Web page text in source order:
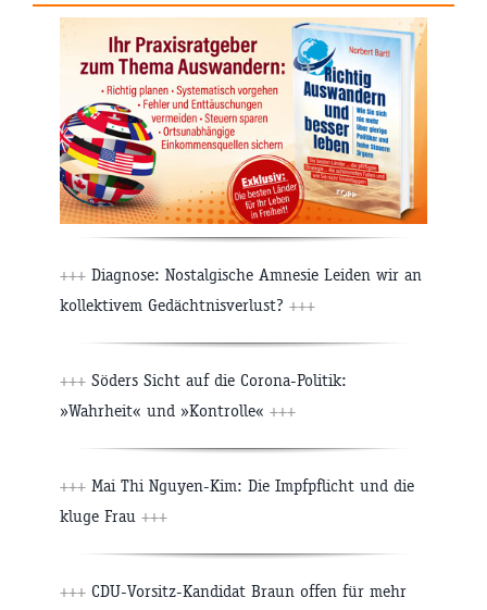
+++ Diagnose: Nostalgische Amnesie Leiden wir an
kollektivem Gedächtnisverlust? +++
+++ Söders Sicht auf die Corona-Politik:
»Wahrheit« und »Kontrolle« +++
+++ Mai Thi Nguyen-Kim: Die Impfpflicht und die
kluge Frau +++
+++ CDU-Vorsitz-Kandidat Braun offen für mehr